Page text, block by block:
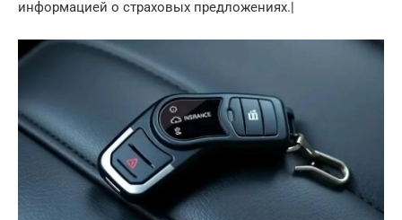
информацией о страховых предложениях.|